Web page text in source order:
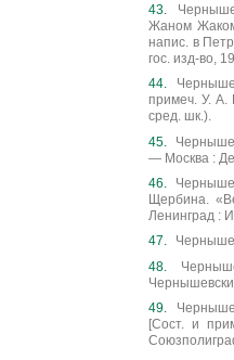
Жаном
напис. в
гос. изд-во,
примеч. У. А.
сред. шк.).
— Москва :
Щербина.
Ленинград :
[Сост. и